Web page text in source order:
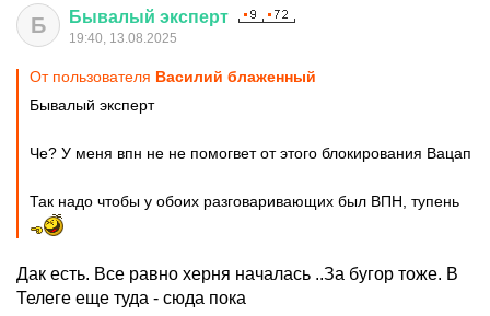
Б Бывалый эксперт
19:40, 13.08.2025
От пользователя Василий блаженный
Бывалый эксперт
Че? У меня впн не не помогвет от этого блокирования Вацап
Так надо чтобы у обоих разговаривающих был ВПН, тупень
Дак есть. Все равно херня началась ..За бугор тоже. В
Телеге еще туда - сюда пока